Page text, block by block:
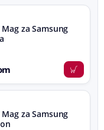
za Samsung
za Samsung